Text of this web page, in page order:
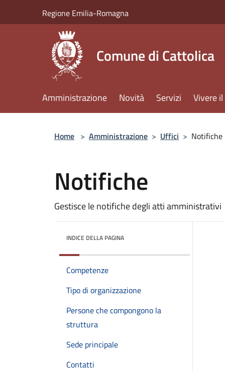
Regione Emilia-Romagna
Comune di Cattolica
Amministrazione Novità Servizi Vivere
Home > Amministrazione > Uffici > Notifiche
Notifiche
Gestisce le notifiche degli atti amministrativi
INDICE DELLA PAGINA
Competenze
Tipo di organizzazione
Persone che compongono la
struttura
Sede principale
Contatti